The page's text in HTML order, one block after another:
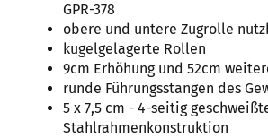
GPR-378
obere und untere Zugrolle
kugelgelagerte Rollen
9cm Erhöhung und 52cm
runde Führungsstangen des
5 x 7,5 cm - 4-seitig
Stahlrahmenkonstruktion